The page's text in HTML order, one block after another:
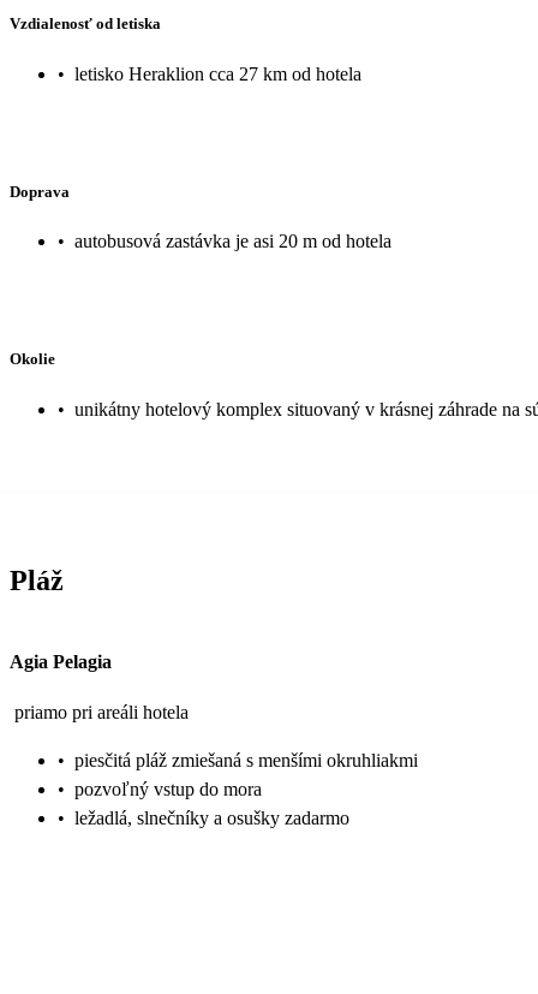
Vzdialenosť od letiska
• letisko Heraklion cca 27 km od hotela
Doprava
• autobusová zastávka je asi 20 m od hotela
Okolie
• unikátny hotelový komplex situovaný v krásnej záhrade na
Pláž
Agia Pelagia
priamo pri areáli hotela
• piesčitá pláž zmiešaná s menšími okruhliakmi
• pozvoľný vstup do mora
• ležadlá, slnečníky a osušky zadarmo